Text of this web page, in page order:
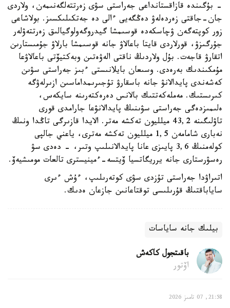
- بۇگىندە قازاقستانداعى جەراستى سۋى زەرتتەلگەنىمەن، ولاردى
جان-جاقتى زەردەلەۋ دەڭگەيى ءالى دە جەتكىلىكسىز. بولاشاعى
زور كوپتەگەن ۋچاسكەدە قوسىمشا گيدروگەولوگيالىق زەرتتەۋلەر
جۇرگىزۋ، قورلاردى قايتا باعالاۋ جانە قوسىمشا بارلاۋ جۇمىستارىن
اتقارۋ قاجەت. بۇل ولاردىڭ ناقتى الەۋەتىن وبەكتيۆتى باعالاۋعا
مۇمكىندىك بەرەدى. وسىعان بايلانىستى ءبىز جەراستى سۋىن
كەشەندى پايدالانۋ جانە باسقارۋ تۇجىرىمداماسىن ازىرلەۋگە
كىرىستىك. مەملەكەتتىك بالانس دەرەكتەرىنە سايكەس،
ەلىمىزدەگى جەراستى سۋىنىڭ پايدالانۋعا جارامدى قورى
تاۋلىگىنە 43,2 ميلليون تەكشە مەتر. الايدا قازىرگى تاڭدا ونىڭ
نەبارى شامامەن 1,5 ميلليون تەكشە مەترى، ياعني جالپى
كولەمنىڭ 3,6 پايىزى عانا پايدالانىلىپ وتىر، - دەدى سۋ
رەسۋرستارى جانە يرريگاتسيا ۆيتسە-ءمينيسترى تالعات مومىشيەۆ.
اتىراۋدا جەراستى تۇزدى سۋى كوتەرىلىپ، ءۇش ءىرى
ساياباقتىڭ قۇرىلىسى توقتاعانىن جازعان ەدىك.
بيلىك جانە ساياسات
باقىتجول كاكەش
اۆتور
21:58, 07 تامىز 2026